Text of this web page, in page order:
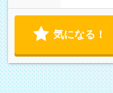
気になる！